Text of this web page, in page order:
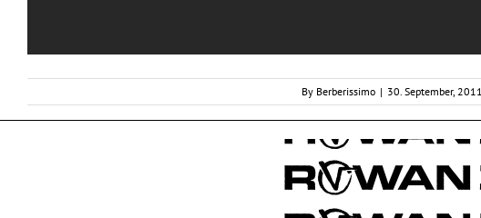
By Berberissimo | 30. September, 2011